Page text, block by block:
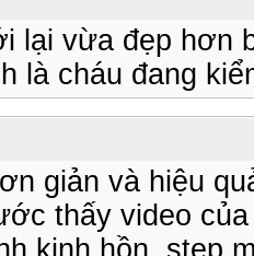
lại vừa đẹp hơn
là cháu đang
giản và hiệu
thấy video
kinh hồn, step